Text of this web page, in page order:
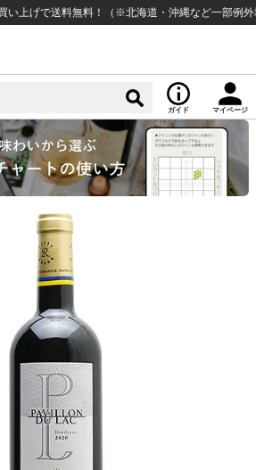
送料無料！（※北海道・沖縄など一部例外地域あ
ガイド マイページ